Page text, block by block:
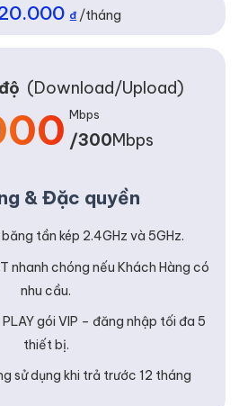
₫/tháng
(Download/Upload)
Mbps
/300Mbps
& Đặc quyền
tần kép 2.4GHz và 5GHz.
nhanh chóng nếu Khách Hàng có
nhu cầu.
gói VIP – đăng nhập tối đa 5
thiết bị.
sử dụng khi trả trước 12 tháng